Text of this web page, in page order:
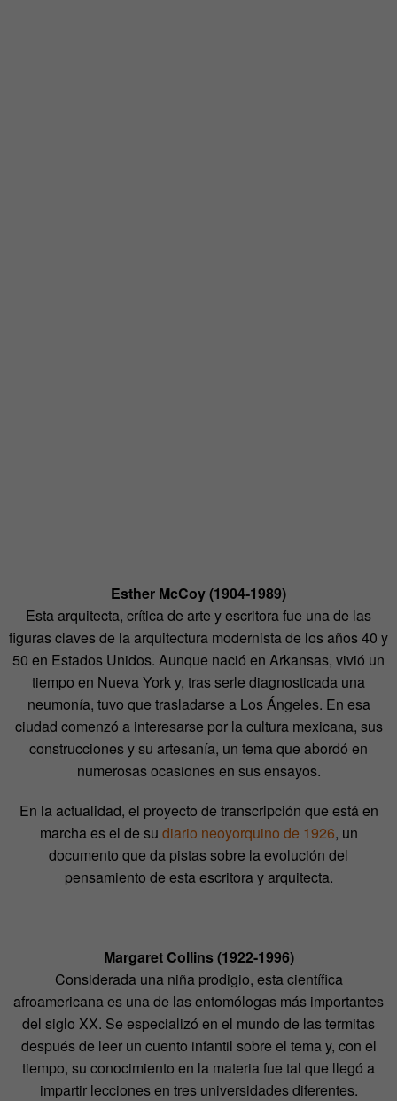
Esther McCoy (1904-1989)
Esta arquitecta, crítica de arte y escritora fue una de las
figuras claves de la arquitectura modernista de los años 40 y
50 en Estados Unidos. Aunque nació en Arkansas, vivió un
tiempo en Nueva York y, tras serle diagnosticada una
neumonía, tuvo que trasladarse a Los Ángeles. En esa
ciudad comenzó a interesarse por la cultura mexicana, sus
construcciones y su artesanía, un tema que abordó en
numerosas ocasiones en sus ensayos.
En la actualidad, el proyecto de transcripción que está en
marcha es el de su diario neoyorquino de 1926, un
documento que da pistas sobre la evolución del
pensamiento de esta escritora y arquitecta.
Margaret Collins (1922-1996)
Considerada una niña prodigio, esta científica
afroamericana es una de las entomólogas más importantes
del siglo XX. Se especializó en el mundo de las termitas
después de leer un cuento infantil sobre el tema y, con el
tiempo, su conocimiento en la materia fue tal que llegó a
impartir lecciones en tres universidades diferentes.